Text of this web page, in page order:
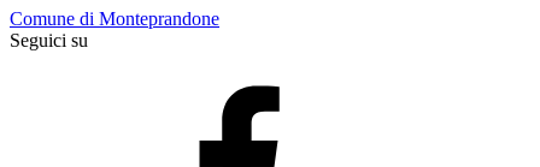
Comune di Monteprandone
Seguici su